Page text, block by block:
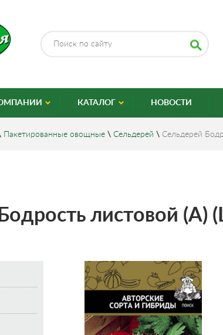
КАТАЛОГ НОВОСТИ
Пакетированные овощные \ Сельдерей \ Сельдерей
листовой (А)